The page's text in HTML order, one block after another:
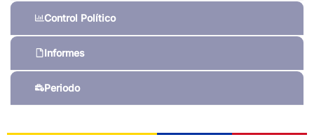
Control Político
Informes
Periodo